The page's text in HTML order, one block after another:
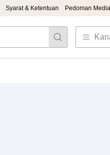
Syarat & Ketentuan Pedoman